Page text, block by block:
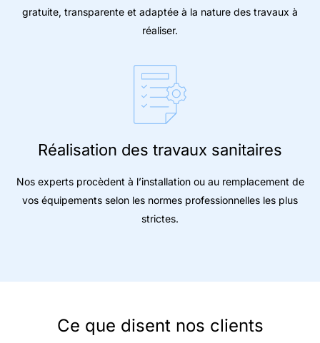
gratuite, transparente et adaptée à la nature des travaux à
réaliser.
Réalisation des travaux sanitaires
Nos experts procèdent à l’installation ou au remplacement de
vos équipements selon les normes professionnelles les plus
strictes.
Ce que disent nos clients